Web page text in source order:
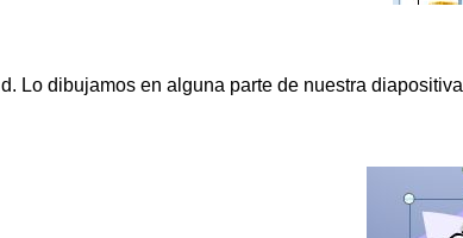
d. Lo dibujamos en alguna parte de nuestra